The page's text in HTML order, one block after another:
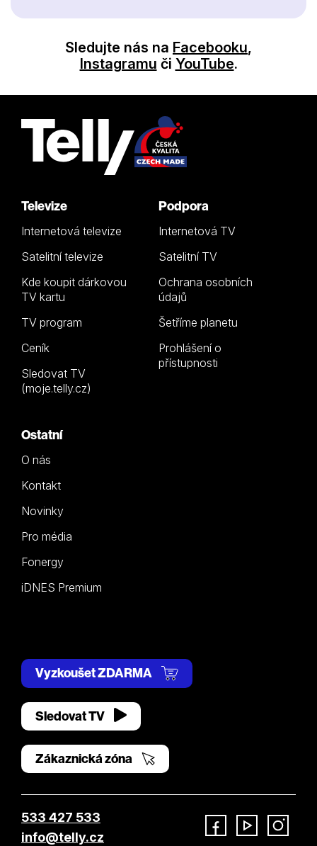
Sledujte nás na Facebooku,
Instagramu či YouTube.
Televize
Internetová televize
Satelitní televize
Kde koupit dárkovou
TV kartu
TV program
Ceník
Sledovat TV
(moje.telly.cz)
Podpora
Internetová TV
Satelitní TV
Ochrana osobních
údajů
Šetříme planetu
Prohlášení o
přístupnosti
Ostatní
O nás
Kontakt
Novinky
Pro média
Fonergy
iDNES Premium
Vyzkoušet ZDARMA
Sledovat TV
Zákaznická zóna
533 427 533
info@telly.cz